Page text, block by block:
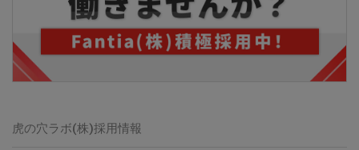
虎の穴ラボ(株)採用情報